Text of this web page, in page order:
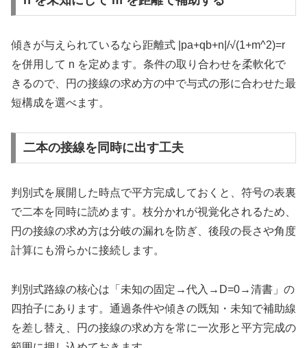
傾きが与えられているなら距離式 |pa+qb+n|/√(1+m^2)=r
を併用して n を定めます。条件の取り合わせを柔軟化で
きるので、円の接線の求め方の中で与式の形に合わせた最
短構成を選べます。
二本の接線を同時に出す工夫
判別式を展開した時点で平方完成しておくと、符号の表裏
で二本を同時に読めます。枝分かれが視覚化されるため、
円の接線の求め方は分岐の漏れを防ぎ、後段の長さや角度
計算にも滑らかに接続します。
判別式路線の核心は「未知の固定→代入→D=0→清書」の
四拍子にあります。通過条件や傾きの既知・未知で補助線
を差し替え、円の接線の求め方を常に一次形と平方完成の